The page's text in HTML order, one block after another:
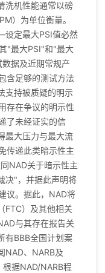
洗机性能通常以磅
）为单位衡量。
定最大PSI值必然
"最大PSI"和"最大
据及近期常规产
含足够的测试方法
支持被质疑的明示
存在争议的明示性
了未经证实的信
最大压力与最大流
传递此类暗示性主
NAD关于暗示性主
决"，并据此声明将
议。据此，NAD将
FTC）及其他相关
与其存在报告关
有BBB全国计划案
NAD、NARB及
根据NAD/NARB程